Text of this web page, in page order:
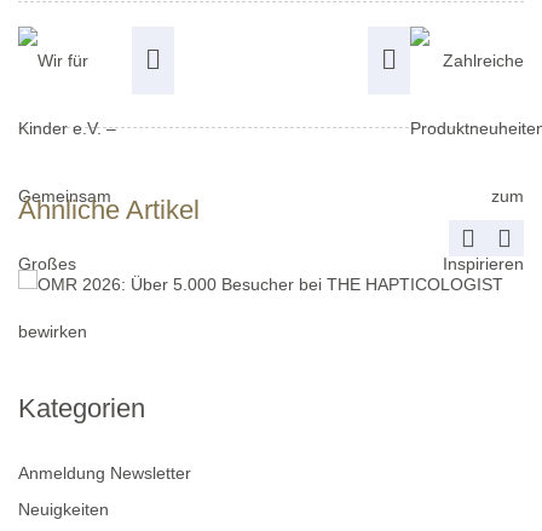
Ähnliche Artikel
Kategorien
Anmeldung Newsletter
Neuigkeiten